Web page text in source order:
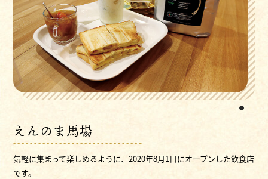
えんのま馬場
気軽に集まって楽しめるように、2020年8月1日にオープンした飲食店
です。